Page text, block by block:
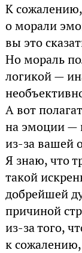
К
о морали
вы это
Но мораль
логикой —
А вот
на эмоции —
из-за вашей
Я знаю, что
такой
добрейшей
причиной
из-за того,
к